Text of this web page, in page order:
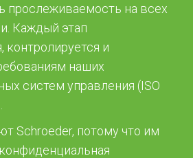
прослеживаемость на всех
Каждый этап
контролируется и
наших
систем управления (ISO
Schroeder, потому что им